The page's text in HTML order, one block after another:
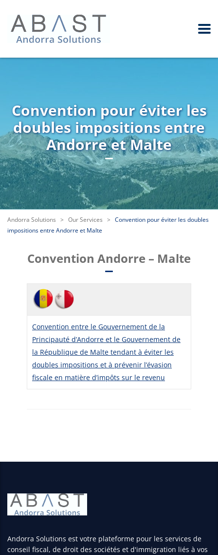
Andorra Solutions > Our Services > Convention pour éviter les doubles
impositions entre Andorre et Malte
Convention pour éviter les
doubles impositions entre
Andorre et Malte
Convention Andorre – Malte
Convention entre le Gouvernement de la
Principauté d’Andorre et le Gouvernement de
la République de Malte tendant à éviter les
doubles impositions et à prévenir l’évasion
fiscale en matière d’impôts sur le revenu
Andorra Solutions est votre plateforme pour les services de
conseil fiscal, de droit des sociétés et d'immigration liés à vos